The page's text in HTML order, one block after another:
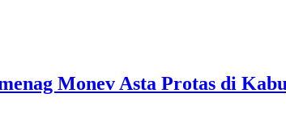
Monev Asta Protas di